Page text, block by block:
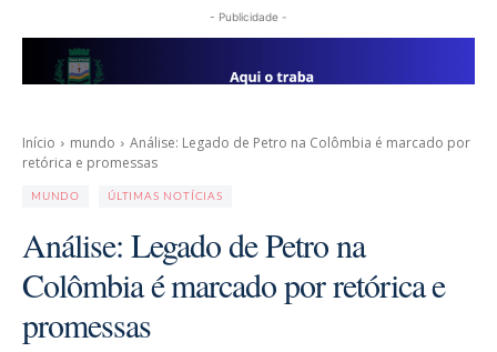
- Publicidade -
Início mundo
Análise: Legado de Petro na Colômbia é marcado por
retórica e promessas
MUNDO ÚLTIMAS NOTÍCIAS
Análise: Legado de Petro na
Colômbia é marcado por retórica e
promessas